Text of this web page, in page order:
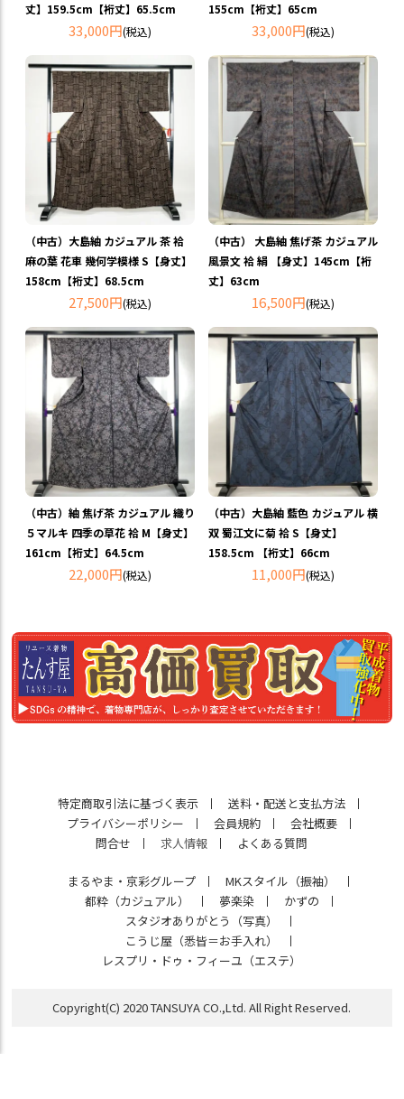
丈】159.5cm【裄丈】65.5cm
33,000円(税込)
155cm【裄丈】65cm
33,000円(税込)
（中古）大島紬 カジュアル 茶 袷
麻の葉 花車 幾何学模様 S【身丈】
158cm【裄丈】68.5cm
27,500円(税込)
（中古） 大島紬 焦げ茶 カジュアル
風景文 袷 絹 【身丈】145cm【裄
丈】63cm
16,500円(税込)
（中古）紬 焦げ茶 カジュアル 織り
５マルキ 四季の草花 袷 M【身丈】
161cm【裄丈】64.5cm
22,000円(税込)
（中古）大島紬 藍色 カジュアル 横
双 蜀江文に菊 袷 S【身丈】
158.5cm 【裄丈】66cm
11,000円(税込)
特定商取引法に基づく表示
送料・配送と支払方法
プライバシーポリシー
会員規約
会社概要
問合せ
求人情報 よくある質問
まるやま・京彩グループ
MKスタイル（振袖）
都粋（カジュアル）
夢楽染
かずの
スタジオありがとう（写真）
こうじ屋（悉皆＝お手入れ）
レスプリ・ドゥ・フィーユ（エステ）
Copyright(C) 2020 TANSUYA CO.,Ltd. All Right Reserved.